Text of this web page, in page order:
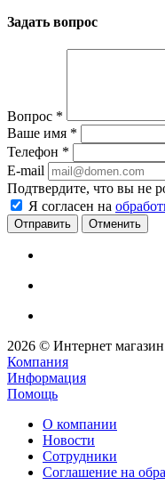
Задать вопрос
Вопрос *
Ваше имя *
Телефон *
E-mail
Подтвердите, что вы не
Я согласен на
Отменить
2026 © Интернет
Компания
Информация
Помощь
О компании
Новости
Сотрудники
Соглашение на